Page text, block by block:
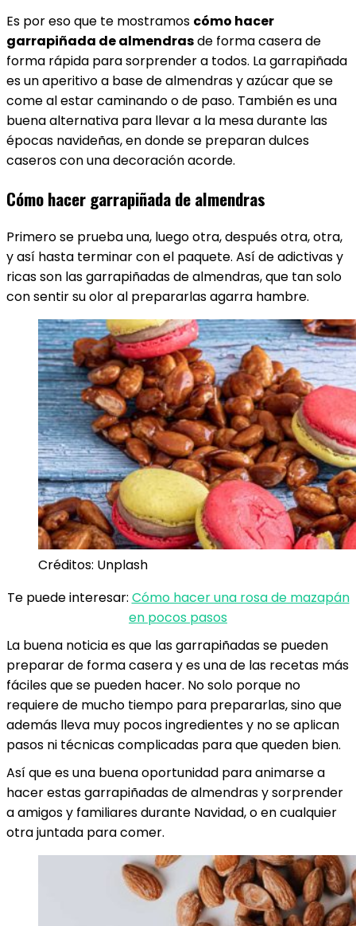
Es por eso que te mostramos cómo hacer
garrapiñada de almendrasde forma casera de
forma rápida para sorprender a todos. La garrapiñada
es un aperitivo a base de almendras y azúcar que se
come al estar caminando o de paso. También es una
buena alternativa para llevar a la mesa durante las
épocas navideñas, en donde se preparan dulces
caseros con una decoración acorde.
Cómo hacer garrapiñada de almendras
Primero se prueba una, luego otra, después otra, otra,
y así hasta terminar con el paquete. Así de adictivas y
ricas son las garrapiñadas de almendras, que tan solo
con sentir su olor al prepararlas agarra hambre.
Créditos: Unplash
Te puede interesar: Cómo hacer una rosa de mazapán
en pocos pasos
La buena noticia es que las garrapiñadas se pueden
preparar de forma casera y es una de las recetas más
fáciles que se pueden hacer. No solo porque no
requiere de mucho tiempo para prepararlas, sino que
además lleva muy pocos ingredientes y no se aplican
pasos ni técnicas complicadas para que queden bien.
Así que es una buena oportunidad para animarse a
hacer estas garrapiñadas de almendras y sorprender
a amigos y familiares durante Navidad, o en cualquier
otra juntada para comer.